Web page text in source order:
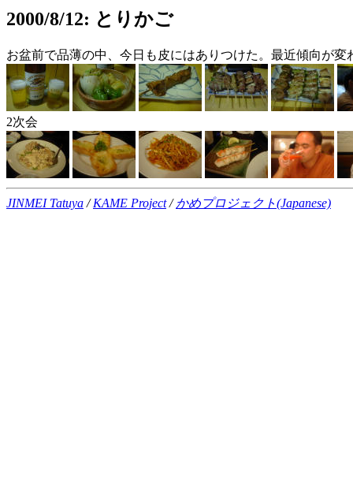
2000/8/12: とりかご
お盆前で品薄の中、今日も皮にはありつけた。最近傾向が変
2次会
JINMEI Tatuya /KAME Project/ かめプロジェクト(Japanese)